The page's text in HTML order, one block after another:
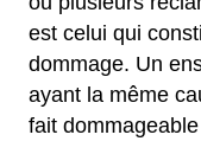
est celui qui
dommage. Un
ayant la même
fait